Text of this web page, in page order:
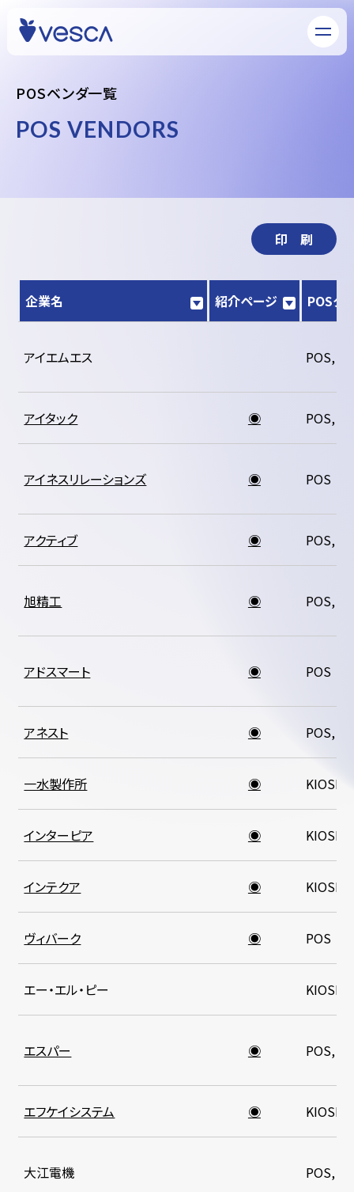
POSベンダ一覧
POS VENDORS
印 刷
企業名 紹介ページ POSタ
アイエムエス POS,
アイタック ◉ POS,
アイネスリレーションズ ◉ POS
アクティブ ◉ POS,
旭精工 ◉ POS,
アドスマート ◉ POS
アネスト ◉ POS,
一水製作所 ◉ KIOSK
インターピア ◉ KIOSK
インテクア ◉ KIOSK
ヴィバーク ◉ POS
エー・エル・ピー KIOSK
エスパー ◉ POS,
エフケイシステム ◉ KIOSK
大江電機 POS,